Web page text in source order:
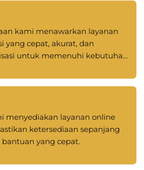
kami menawarkan layanan
yang cepat, akurat, dan
untuk memenuhi kebutuhan
menyediakan layanan online
ketersediaan sepanjang
yang cepat.